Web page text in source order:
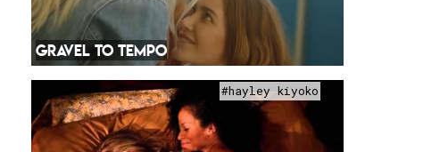
GRAVEL TO TEMPO
#hayley kiyoko